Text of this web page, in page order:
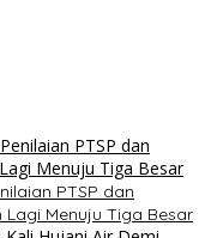
PTSP dan
Menuju Tiga Besar